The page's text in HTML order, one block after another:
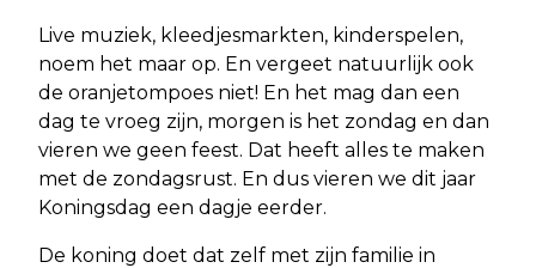
Live muziek, kleedjesmarkten, kinderspelen,
noem het maar op. En vergeet natuurlijk ook
de oranjetompoes niet! En het mag dan een
dag te vroeg zijn, morgen is het zondag en dan
vieren we geen feest. Dat heeft alles te maken
met de zondagsrust. En dus vieren we dit jaar
Koningsdag een dagje eerder.
De koning doet dat zelf met zijn familie in